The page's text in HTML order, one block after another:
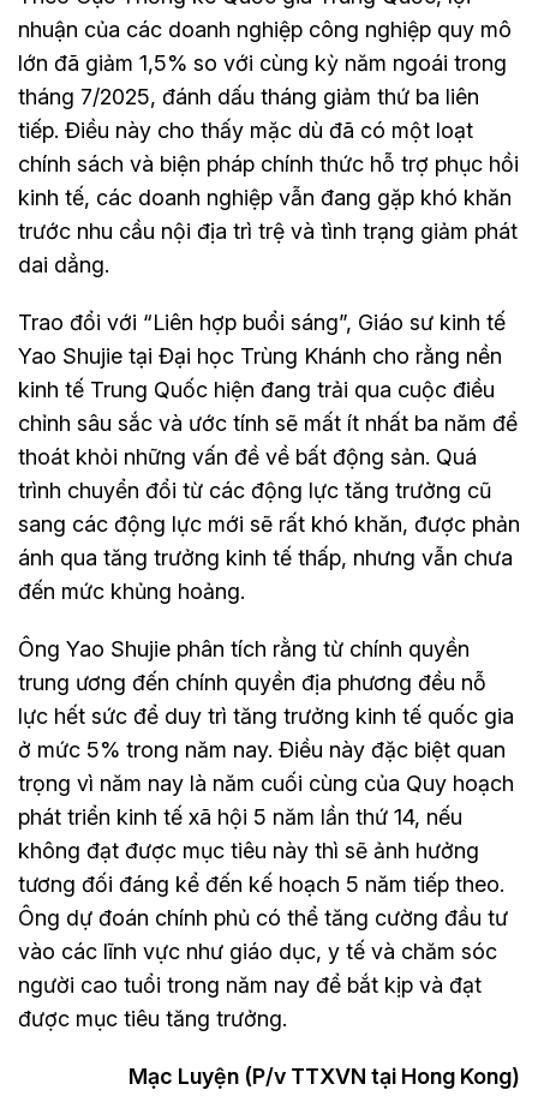
nhuận của các doanh nghiệp công nghiệp quy mô
lớn đã giảm 1,5% so với cùng kỳ năm ngoái trong
tháng 7/2025, đánh dấu tháng giảm thứ ba liên
tiếp. Điều này cho thấy mặc dù đã có một loạt
chính sách và biện pháp chính thức hỗ trợ phục hồi
kinh tế, các doanh nghiệp vẫn đang gặp khó khăn
trước nhu cầu nội địa trì trệ và tình trạng giảm phát
dai dẳng.
Trao đổi với “Liên hợp buổi sáng”, Giáo sư kinh tế
Yao Shujie tại Đại học Trùng Khánh cho rằng nền
kinh tế Trung Quốc hiện đang trải qua cuộc điều
chỉnh sâu sắc và ước tính sẽ mất ít nhất ba năm để
thoát khỏi những vấn đề về bất động sản. Quá
trình chuyển đổi từ các động lực tăng trưởng cũ
sang các động lực mới sẽ rất khó khăn, được phản
ánh qua tăng trưởng kinh tế thấp, nhưng vẫn chưa
đến mức khủng hoảng.
Ông Yao Shujie phân tích rằng từ chính quyền
trung ương đến chính quyền địa phương đều nỗ
lực hết sức để duy trì tăng trưởng kinh tế quốc gia
ở mức 5% trong năm nay. Điều này đặc biệt quan
trọng vì năm nay là năm cuối cùng của Quy hoạch
phát triển kinh tế xã hội 5 năm lần thứ 14, nếu
không đạt được mục tiêu này thì sẽ ảnh hưởng
tương đối đáng kể đến kế hoạch 5 năm tiếp theo.
Ông dự đoán chính phủ có thể tăng cường đầu tư
vào các lĩnh vực như giáo dục, y tế và chăm sóc
người cao tuổi trong năm nay để bắt kịp và đạt
được mục tiêu tăng trưởng.
Mạc Luyện (P/v TTXVN tại Hong Kong)